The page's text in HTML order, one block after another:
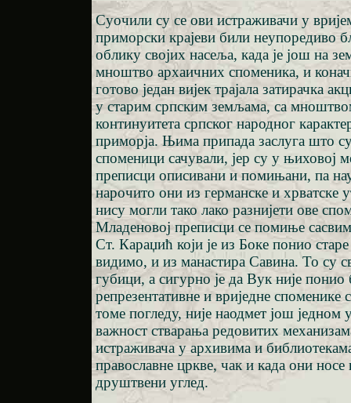
Суочили су се ови истраживачи у
приморски крајеви били неупоредиво
облику својих насеља, када је још на
мноштво архаичних споменика, и
готово један вијек трајала затирачка
у старим српским земљама, са
континуитета српског народног
приморја. Њима припада заслуга што
споменици сачували, јер су у њиховој
преписци описивани и помињани, па
нарочито они из германске и хрватске
нису могли тако лако разнијети ове
Младеновој преписци се помиње
Ст. Караџић који је из Боке понио
видимо, и из манастира Савина. То су
губици, а сигурно је да Вук није
репрезентативне и вриједне споменике
томе погледу, није наодмет још једном
важност стварања редовитих
истраживача у архивима и
православне цркве, чак и када они
друштвени углед.